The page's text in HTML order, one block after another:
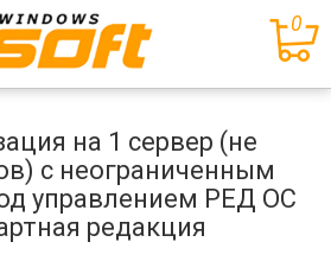
0
на 1 сервер (не
c неограниченным
управлением РЕД ОС
редакция